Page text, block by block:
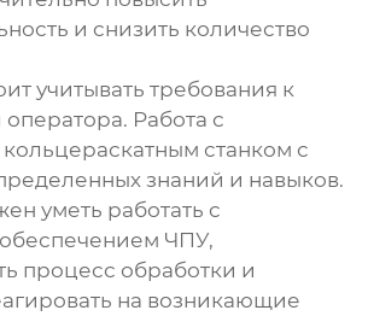
и снизить количество
учитывать требования к
Работа с
станком с
знаний и навыков.
уметь работать с
ЧПУ,
процесс обработки и
на возникающие